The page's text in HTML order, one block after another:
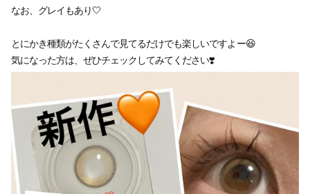
なお、グレイもあり🤍
とにかき種類がたくさんで見てるだけでも楽しいですよー😆
気になった方は、ぜひチェックしてみてください❣️